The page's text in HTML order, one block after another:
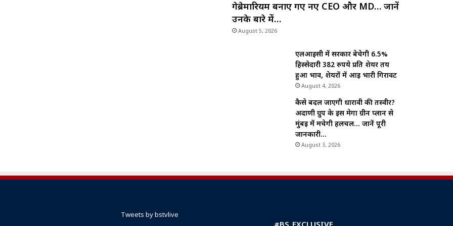
गेब्रेमारियम बनाए गए नए CEO और MD… जानें
उनके बारे में…
August 5, 2026
एलआईसी में सरकार बेचेगी 6.5%
हिस्सेदारी 382 रुपये प्रति शेयर तय
हुआ भाव, शेयरों में आई भारी गिरावट
August 4, 2026
कैसे बदल जाएगी धारावी की तस्वीर?
अदाणी ग्रुप के इस मेगा ग्रीन प्लान से
मुंबई में मचेगी हलचल… जानें पूरी
जानकारी…
August 3, 2026
Tweets by bstvlive